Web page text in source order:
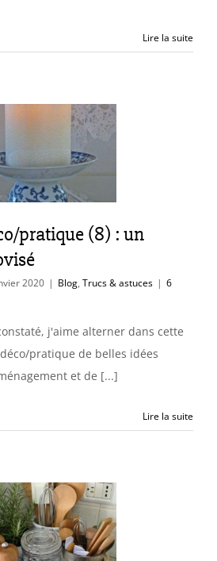
Lire la suite
pratique (8) : un
2020 | Blog, Trucs & astuces | 6
j'aime alterner dans cette
pratique de belles idées
et de [...]
Lire la suite